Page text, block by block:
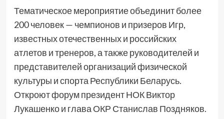
Тематическое мероприятие объединит более
200 человек — чемпионов и призеров Игр,
известных отечественных и российских
атлетов и тренеров, а также руководителей и
представителей организаций физической
культуры и спорта Республики Беларусь.
Откроют форум президент НОК Виктор
Лукашенко и глава ОКР Станислав Поздняков.